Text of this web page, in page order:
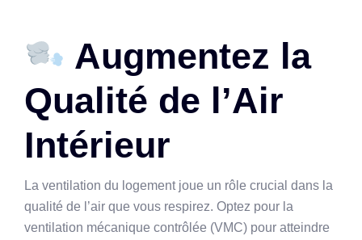
Augmentez la
Qualité de l’Air
Intérieur
La ventilation du logement joue un rôle crucial dans la
qualité de l’air que vous respirez. Optez pour la
ventilation mécanique contrôlée (VMC) pour atteindre